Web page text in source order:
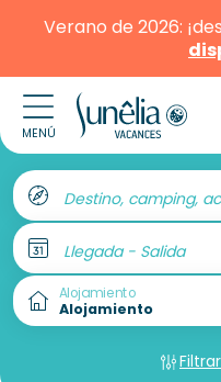
Verano de 2026:
MENÚ
Destino, camping,
Llegada - Salida
Alojamiento